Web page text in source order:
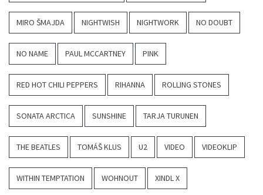
MIRO ŠMAJDA NIGHTWISH NIGHTWORK NO DOUBT
NO NAME PAUL MCCARTNEY PINK
RED HOT CHILI PEPPERS RIHANNA ROLLING STONES
SONATA ARCTICA SUNSHINE TARJA TURUNEN
THE BEATLES TOMÁŠ KLUS U2 VIDEO VIDEOKLIP
WITHIN TEMPTATION WOHNOUT XINDL X